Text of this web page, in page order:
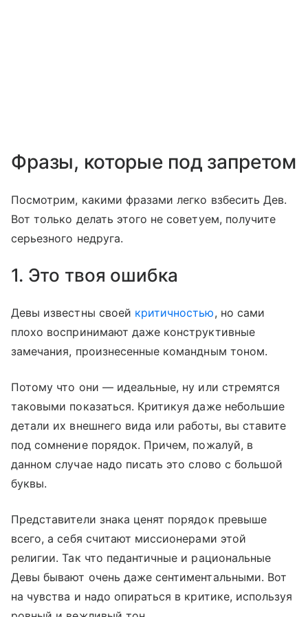
Фразы, которые под запретом
Посмотрим, какими фразами легко взбесить Дев.
Вот только делать этого не советуем, получите
серьезного недруга.
1. Это твоя ошибка
Девы известны своей критичностью, но сами
плохо воспринимают даже конструктивные
замечания, произнесенные командным тоном.
Потому что они — идеальные, ну или стремятся
таковыми показаться. Критикуя даже небольшие
детали их внешнего вида или работы, вы ставите
под сомнение порядок. Причем, пожалуй, в
данном случае надо писать это слово с большой
буквы.
Представители знака ценят порядок превыше
всего, а себя считают миссионерами этой
религии. Так что педантичные и рациональные
Девы бывают очень даже сентиментальными. Вот
на чувства и надо опираться в критике, используя